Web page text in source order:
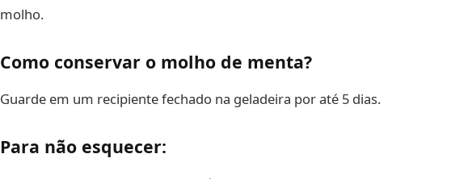
molho.
Como conservar o molho de menta?
Guarde em um recipiente fechado na geladeira por até 5 dias.
Para não esquecer: